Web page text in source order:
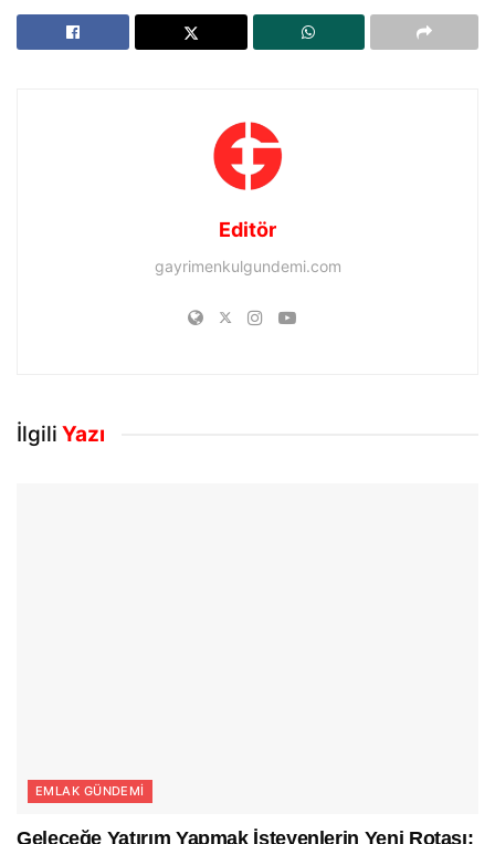
Editör
gayrimenkulgundemi.com
İlgili Yazı
EMLAK GÜNDEMI
Geleceğe Yatırım Yapmak İsteyenlerin Yeni Rotası: